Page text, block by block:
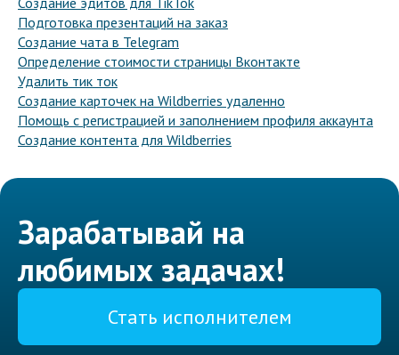
Подготовка презентаций на заказ
Создание чата в Telegram
Определение стоимости страницы Вконтакте
Удалить тик ток
Создание карточек на Wildberries удаленно
Помощь с регистрацией и заполнением профиля аккаунта
Создание контента для Wildberries
Зарабатывай на
любимых задачах!
Стать исполнителем